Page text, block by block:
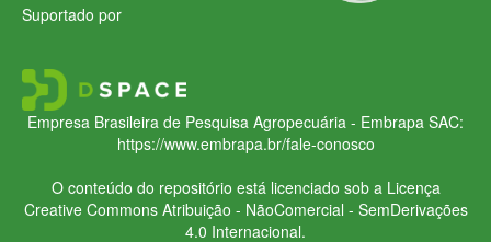
Suportado por
Empresa Brasileira de Pesquisa Agropecuária - Embrapa SAC:
https://www.embrapa.br/fale-conosco
O conteúdo do repositório está licenciado sob a Licença
Creative CommonsAtribuição - NãoComercial - SemDerivações
4.0 Internacional.